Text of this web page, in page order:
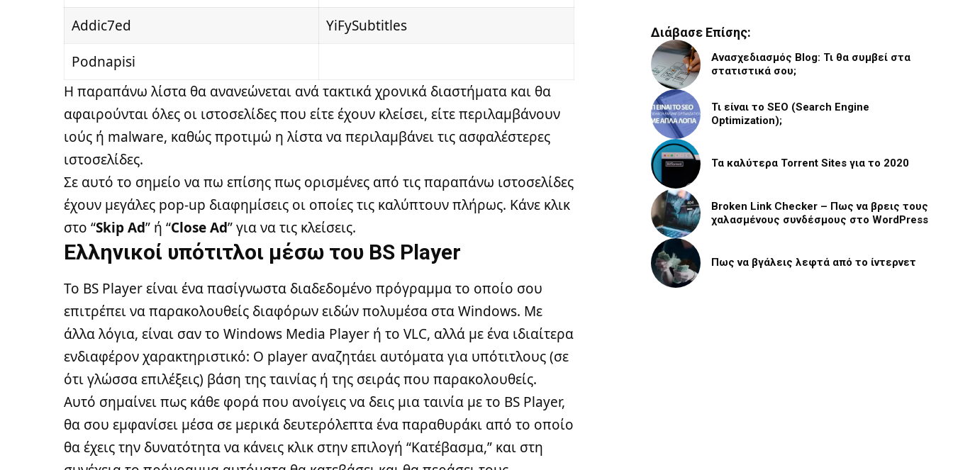
Addic7ed
YiFySubtitles
Podnapisi
Η παραπάνω λίστα θα ανανεώνεται ανά τακτικά χρονικά διαστήματα και θα
αφαιρούνται όλες οι ιστοσελίδες που είτε έχουν κλείσει, είτε περιλαμβάνουν
ιούς ή malware, καθώς προτιμώ η λίστα να περιλαμβάνει τις ασφαλέστερες
ιστοσελίδες.
Σε αυτό το σημείο να πω επίσης πως ορισμένες από τις παραπάνω ιστοσελίδες
έχουν μεγάλες pop-up διαφημίσεις οι οποίες τις καλύπτουν πλήρως. Κάνε κλικ
στο “Skip Ad” ή “Close Ad” για να τις κλείσεις.
Ελληνικοί υπότιτλοι μέσω του BS Player
Το BS Player είναι ένα πασίγνωστα διαδεδομένο πρόγραμμα το οποίο σου
επιτρέπει να παρακολουθείς διαφόρων ειδών πολυμέσα στα Windows. Με
άλλα λόγια, είναι σαν το Windows Media Player ή το VLC, αλλά με ένα ιδιαίτερα
ενδιαφέρον χαρακτηριστικό: Ο player αναζητάει αυτόματα για υπότιτλους (σε
ότι γλώσσα επιλέξεις) βάση της ταινίας ή της σειράς που παρακολουθείς.
Αυτό σημαίνει πως κάθε φορά που ανοίγεις να δεις μια ταινία με το BS Player,
θα σου εμφανίσει μέσα σε μερικά δευτερόλεπτα ένα παραθυράκι από το οποίο
θα έχεις την δυνατότητα να κάνεις κλικ στην επιλογή “Κατέβασμα,” και στη
Διάβασε Επίσης:
Ανασχεδιασμός Blog: Τι θα συμβεί στα
στατιστικά σου;
Τι είναι το SEO (Search Engine
Optimization);
Τα καλύτερα Torrent Sites για το 2020
Broken Link Checker – Πως να βρεις τους
χαλασμένους συνδέσμους στο WordPress
Πως να βγάλεις λεφτά από το ίντερνετ